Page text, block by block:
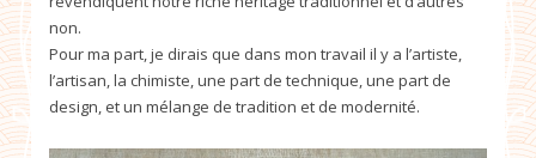
non.
Pour ma part, je dirais que dans mon travail il y a l’artiste,
l’artisan, la chimiste, une part de technique, une part de
design, et un mélange de tradition et de modernité.